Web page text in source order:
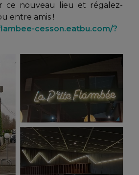
ce nouveau lieu et régalez-
entre amis !
cesson.eatbu.com/?